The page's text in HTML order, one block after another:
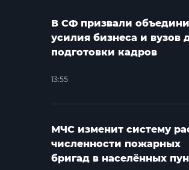
В СФ призвали
усилия бизнеса и вузов
подготовки кадров
13:55
МЧС изменит систему
численности пожарных
бригад в населённых